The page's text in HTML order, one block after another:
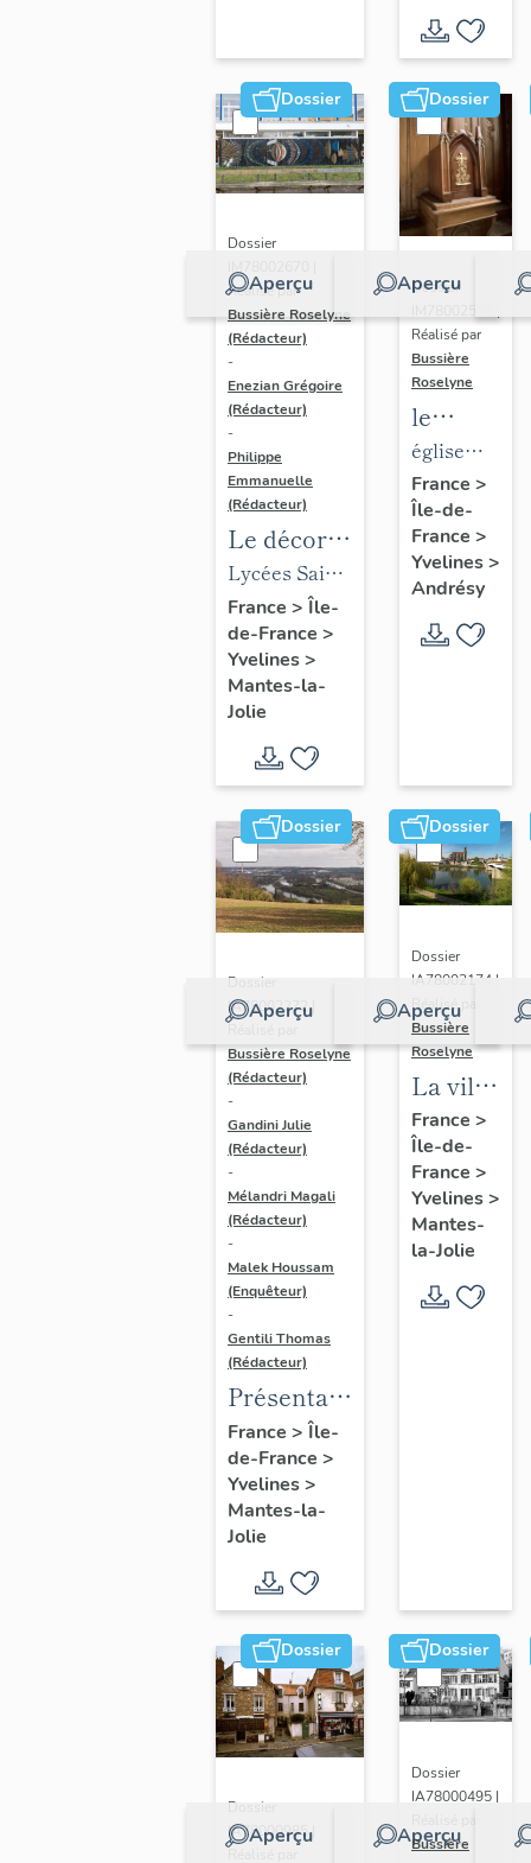
Dossier
Aperçu
Dossier
IM78002670 |
Réalisé par
Bussière Roselyne
(Rédacteur)
-
Enezian Grégoire
(Rédacteur)
-
Philippe
Emmanuelle
(Rédacteur)
Le décor
des lycées
de Mantes
Lycées Saint-
Exupéry et
Jean Rostand
France > Île-
de-France >
Yvelines>
Mantes-la-
Jolie
Dossier
Aperçu
Dossier
Réalisé par
Bussière
Roselyne
le
mobilier
de
l'église
Saint-
Germain-
de-
Paris
église
paroissiale
Saint-
Germain
France >
Île-de-
France >
Yvelines>
Andrésy
Dossier
Aperçu
Dossier
IA78002272 |
Bussière Roselyne
(Rédacteur)
-
Gandini Julie
(Rédacteur)
-
Mélandri Magali
(Rédacteur)
-
Malek Houssam
(Enquêteur)
-
Gentili Thomas
(Rédacteur)
Présentation
de l'étude
France > Île-
de-France >
Yvelines>
Mantes-la-
Jolie
Dossier
Aperçu
Dossier
IA78002174 |
Réalisé par
Bussière
Roselyne
La ville
de
Mantes-
la-Jolie
France >
Île-de-
France >
Yvelines>
Mantes-
la-Jolie
Dossier
Aperçu
Dossier
IA78000985 |
Dossier
Aperçu
Dossier
IA78000495 |
Bussière